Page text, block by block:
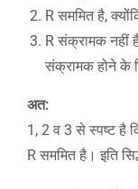
R सममित है,
R संक्रामक नहीं
संक्रामक होने के
अत:
1, 2 व 3 से स्पष्ट है
R सममित है। इति